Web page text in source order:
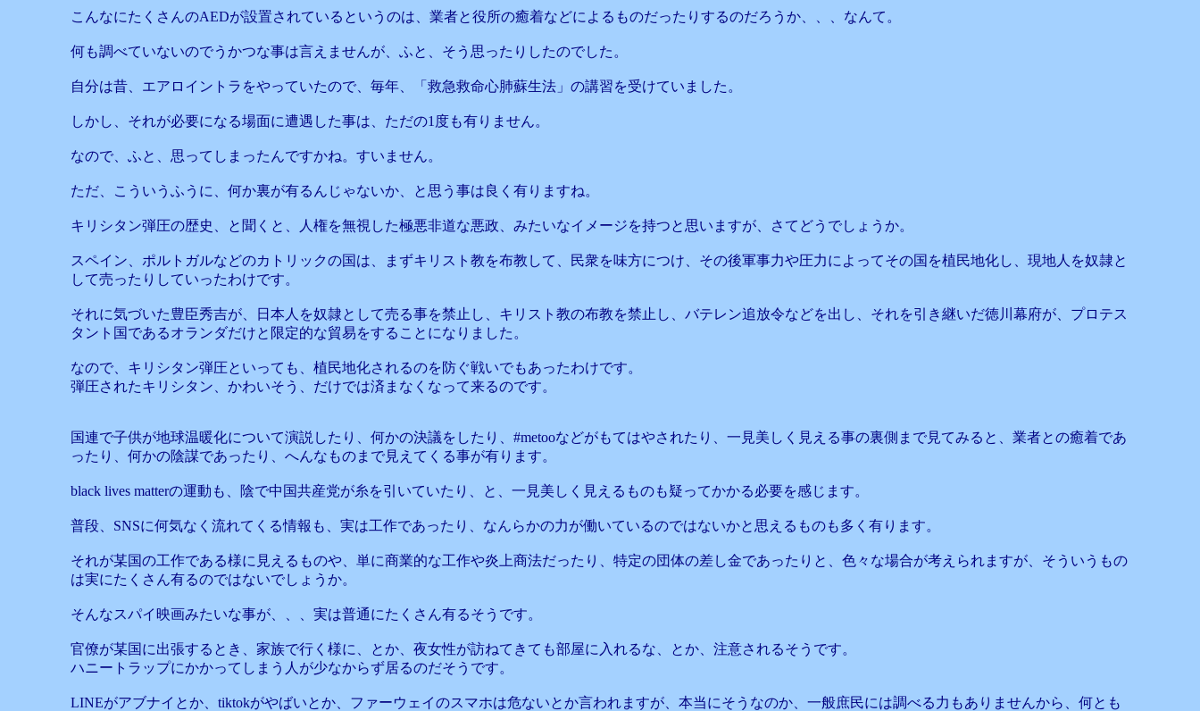
こんなにたくさんのAEDが設置されているというのは、業者と役所の癒着などによるものだったりするのだろうか、、、なんて。
何も調べていないのでうかつな事は言えませんが、ふと、そう思ったりしたのでした。
自分は昔、エアロイントラをやっていたので、毎年、「救急救命心肺蘇生法」の講習を受けていました。
しかし、それが必要になる場面に遭遇した事は、ただの1度も有りません。
なので、ふと、思ってしまったんですかね。すいません。
ただ、こういうふうに、何か裏が有るんじゃないか、と思う事は良く有りますね。
キリシタン弾圧の歴史、と聞くと、人権を無視した極悪非道な悪政、みたいなイメージを持つと思いますが、さてどうでしょうか。
スペイン、ポルトガルなどのカトリックの国は、まずキリスト教を布教して、民衆を味方につけ、その後軍事力や圧力によってその国を植民地化し、現地人を奴隷と
して売ったりしていったわけです。
それに気づいた豊臣秀吉が、日本人を奴隷として売る事を禁止し、キリスト教の布教を禁止し、バテレン追放令などを出し、それを引き継いだ徳川幕府が、プロテス
タント国であるオランダだけと限定的な貿易をすることになりました。
なので、キリシタン弾圧といっても、植民地化されるのを防ぐ戦いでもあったわけです。
弾圧されたキリシタン、かわいそう、だけでは済まなくなって来るのです。
国連で子供が地球温暖化について演説したり、何かの決議をしたり、#metooなどがもてはやされたり、一見美しく見える事の裏側まで見てみると、業者との癒着であ
ったり、何かの陰謀であったり、へんなものまで見えてくる事が有ります。
black lives matterの運動も、陰で中国共産党が糸を引いていたり、と、一見美しく見えるものも疑ってかかる必要を感じます。
普段、SNSに何気なく流れてくる情報も、実は工作であったり、なんらかの力が働いているのではないかと思えるものも多く有ります。
それが某国の工作である様に見えるものや、単に商業的な工作や炎上商法だったり、特定の団体の差し金であったりと、色々な場合が考えられますが、そういうもの
は実にたくさん有るのではないでしょうか。
そんなスパイ映画みたいな事が、、、実は普通にたくさん有るそうです。
官僚が某国に出張するとき、家族で行く様に、とか、夜女性が訪ねてきても部屋に入れるな、とか、注意されるそうです。
ハニートラップにかかってしまう人が少なからず居るのだそうです。
LINEがアブナイとか、tiktokがやばいとか、ファーウェイのスマホは危ないとか言われますが、本当にそうなのか、一般庶民には調べる力もありませんから、何とも